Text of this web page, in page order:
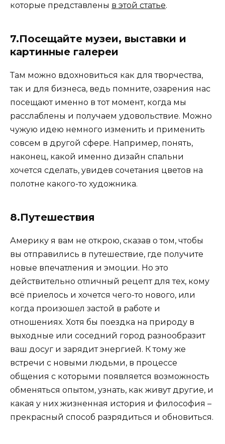
которые представлены в этой статье.
7.Посещайте музеи, выставки и
картинные галереи
Там можно вдохновиться как для творчества,
так и для бизнеса, ведь помните, озарения нас
посещают именно в тот момент, когда мы
расслаблены и получаем удовольствие. Можно
чужую идею немного изменить и применить
совсем в другой сфере. Например, понять,
наконец, какой именно дизайн спальни
хочется сделать, увидев сочетания цветов на
полотне какого-то художника.
8.Путешествия
Америку я вам не открою, сказав о том, чтобы
вы отправились в путешествие, где получите
новые впечатления и эмоции. Но это
действительно отличный рецепт для тех, кому
всё приелось и хочется чего-то нового, или
когда произошел застой в работе и
отношениях. Хотя бы поездка на природу в
выходные или соседний город разнообразит
ваш досуг и зарядит энергией. К тому же
встречи с новыми людьми, в процессе
общения с которыми появляется возможность
обменяться опытом, узнать, как живут другие, и
какая у них жизненная история и философия –
прекрасный способ разрядиться и обновиться.